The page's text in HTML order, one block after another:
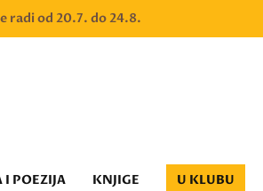
radi od 20.7. do 24.8.
I POEZIJA KNJIGE U KLUBU